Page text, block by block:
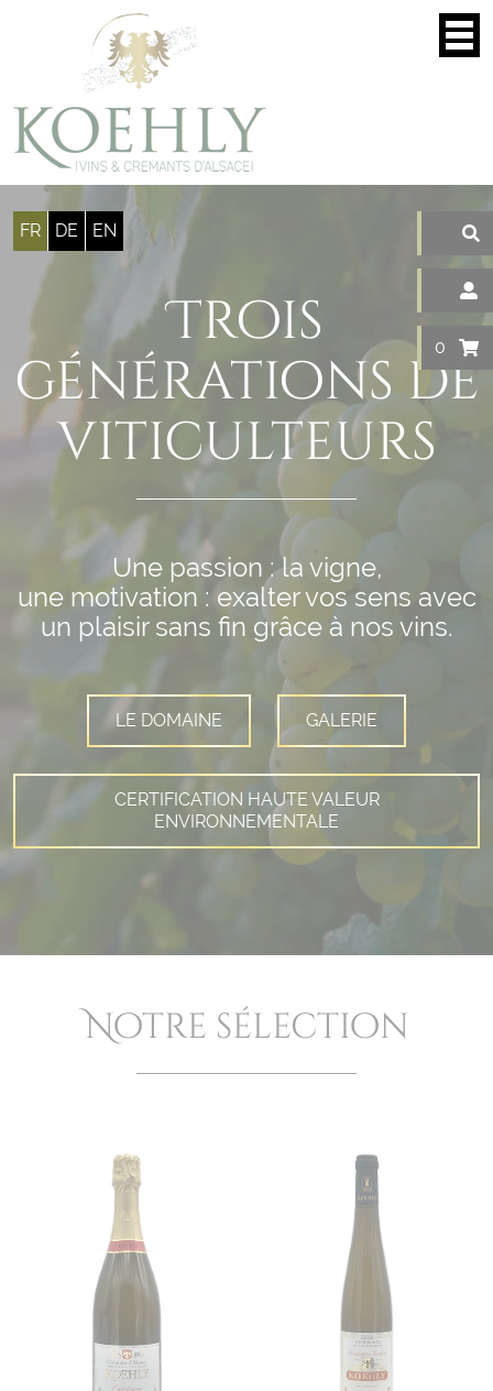
FR DE EN
0
Trois
générations de
viticulteurs
Une passion : la vigne,
une motivation : exalter vos sens avec
un plaisir sans fin grâce à nos vins.
LE DOMAINE GALERIE
CERTIFICATION HAUTE VALEUR
ENVIRONNEMENTALE
Notre sélection
Panneau de gestion des cookies